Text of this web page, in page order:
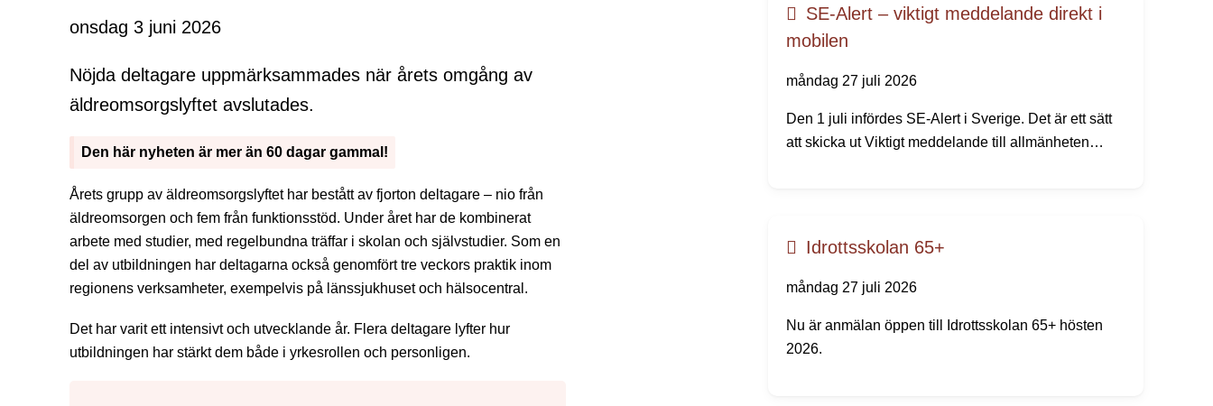
onsdag 3 juni 2026
Nöjda deltagare uppmärksammades när årets omgång av
äldreomsorgslyftet avslutades.
Den här nyheten är mer än 60 dagar gammal!
Årets grupp av äldreomsorgslyftet har bestått av fjorton deltagare – nio från
äldreomsorgen och fem från funktionsstöd. Under året har de kombinerat
arbete med studier, med regelbundna träffar i skolan och självstudier. Som en
del av utbildningen har deltagarna också genomfört tre veckors praktik inom
regionens verksamheter, exempelvis på länssjukhuset och hälsocentral.
Det har varit ett intensivt och utvecklande år. Flera deltagare lyfter hur
utbildningen har stärkt dem både i yrkesrollen och personligen.
SE-Alert – viktigt meddelande direkt i
mobilen
måndag 27 juli 2026
Den 1 juli infördes SE-Alert i Sverige. Det är ett sätt
att skicka ut Viktigt meddelande till allmänheten
Idrottsskolan 65+
måndag 27 juli 2026
Nu är anmälan öppen till Idrottsskolan 65+ hösten
2026.